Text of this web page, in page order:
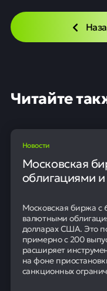
Читайте
Новости
Московская
облигациями
Московская биржа с
валютными
долларах США. Это
примерно с 200
расширяет
на фоне
санкционных